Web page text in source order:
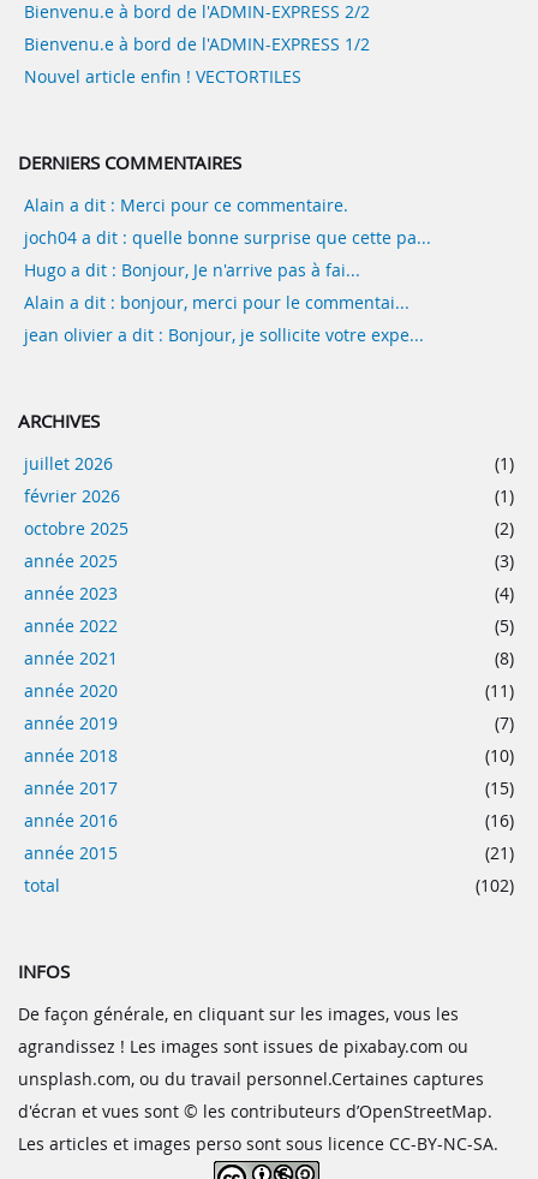
Bienvenu.e à bord de l'ADMIN-EXPRESS 2/2
Bienvenu.e à bord de l'ADMIN-EXPRESS 1/2
Nouvel article enfin ! VECTORTILES
DERNIERS COMMENTAIRES
Alain a dit : Merci pour ce commentaire.
joch04 a dit : quelle bonne surprise que cette pa...
Hugo a dit : Bonjour, Je n'arrive pas à fai...
Alain a dit : bonjour, merci pour le commentai...
jean olivier a dit : Bonjour, je sollicite votre expe...
ARCHIVES
juillet 2026
(1)
février 2026
(1)
octobre 2025
(2)
année 2025
(3)
année 2023
(4)
année 2022
(5)
année 2021
(8)
année 2020
(11)
année 2019
(7)
année 2018
(10)
année 2017
(15)
année 2016
(16)
année 2015
(21)
total
(102)
INFOS
De façon générale, en cliquant sur les images, vous les
agrandissez ! Les images sont issues de pixabay.com ou
unsplash.com, ou du travail personnel.Certaines captures
d'écran et vues sont © les contributeurs d’OpenStreetMap.
Les articles et images perso sont sous licence CC-BY-NC-SA.